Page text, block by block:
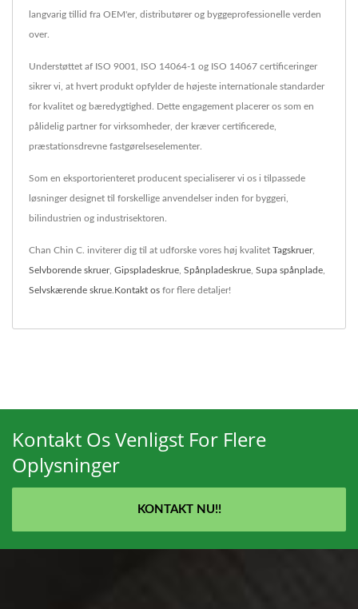
langvarig tillid fra OEM'er, distributører og byggeprofessionelle verden
over.
Understøttet af ISO 9001, ISO 14064-1 og ISO 14067 certificeringer
sikrer vi, at hvert produkt opfylder de højeste internationale standarder
for kvalitet og bæredygtighed. Dette engagement placerer os som en
pålidelig partner for virksomheder, der kræver certificerede,
præstationsdrevne fastgørelseselementer.
Som en eksportorienteret producent specialiserer vi os i tilpassede
løsninger designet til forskellige anvendelser inden for byggeri,
bilindustrien og industrisektoren.
Chan Chin C. inviterer dig til at udforske vores høj kvalitet Tagskruer,
Selvborende skruer, Gipspladeskrue Spånpladeskrue Supa spånplade
Selvskærende skrue Kontakt os for flere detaljer!
Kontakt Os Venligst For Flere
Oplysninger
KONTAKT NU!!